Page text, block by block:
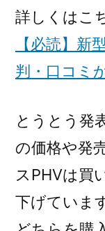
詳しくはこ
【必読】新
判・口コミ
とうとう発
の価格や発
スPHVは買
下げていま